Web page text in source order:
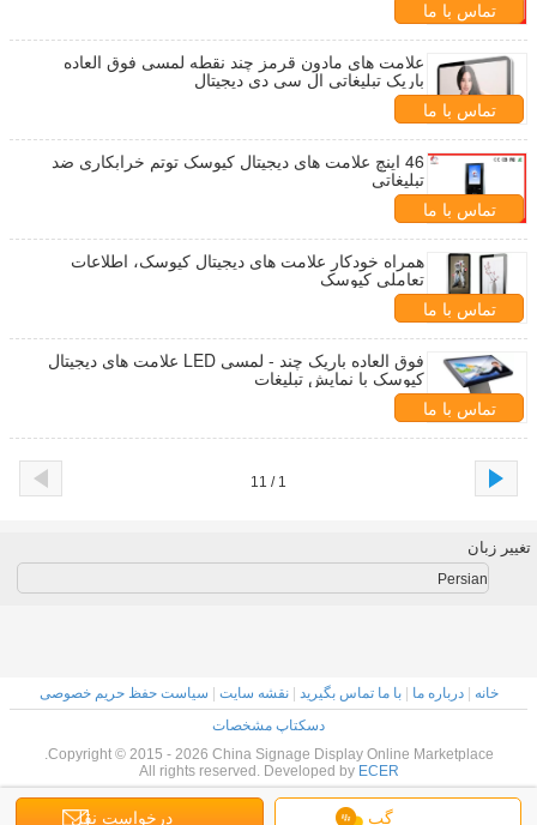
تماس با ما
علامت های مادون قرمز چند نقطه لمسی فوق العاده
باریک تبلیغاتی ال سی دی دیجیتال
تماس با ما
46 اینچ علامت های دیجیتال کیوسک توتم خرابکاری ضد
تبلیغاتی
تماس با ما
همراه خودکار علامت های دیجیتال کیوسک، اطلاعات
تعاملی کیوسک
تماس با ما
فوق العاده باریک چند - لمسی LED علامت های دیجیتال
کیوسک با نمایش تبلیغات
تماس با ما
1 / 11
گپ درخواست نقل
تغییر زبان
Persian
خانه |درباره ما |با ما تماس بگیرید |نقشه سایت
سیاست حفظ حریم خصوصی
دسکتاپ مشخصات
Copyright © 2015 - 2026 China Signage Display Online Marketplace.
All rights reserved. Developed by ECER